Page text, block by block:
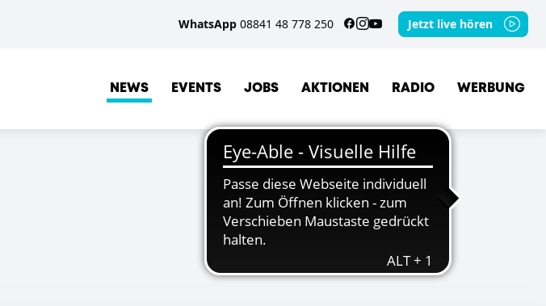
WhatsApp 08841 48 778 250 Jetzt live hören
NEWS EVENTS JOBS AKTIONEN RADIO WERBUNG